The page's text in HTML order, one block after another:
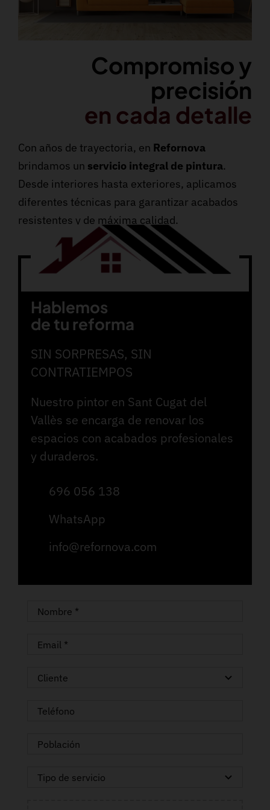
Compromiso y
precisión
en cada detalle
Con años de trayectoria, en Refornova
brindamos un servicio integral de pintura.
Desde interiores hasta exteriores, aplicamos
diferentes técnicas para garantizar acabados
resistentes y de máxima calidad.
Hablemos
de tu reforma
SIN SORPRESAS, SIN
CONTRATIEMPOS
Nuestro pintor en Sant Cugat del
Vallès se encarga de renovar los
espacios con acabados profesionales
y duraderos.
696 056 138
WhatsApp
info@refornova.com